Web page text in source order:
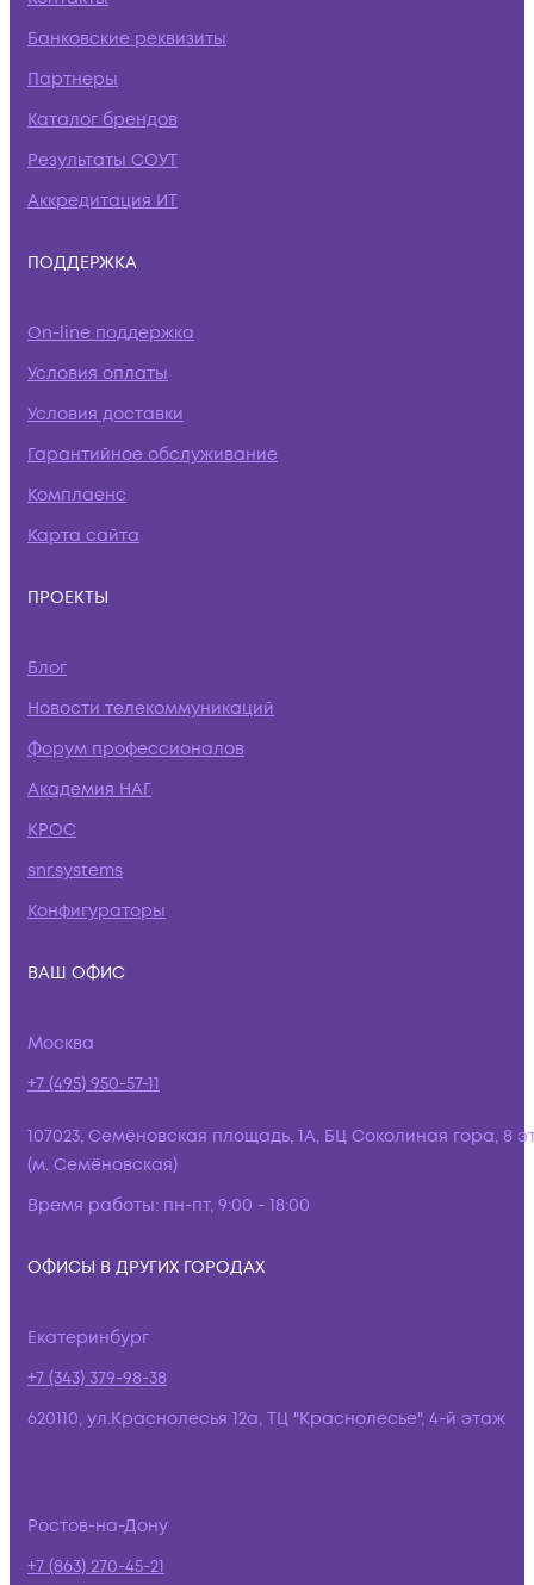
Банковские реквизиты
Партнеры
Каталог брендов
Результаты СОУТ
Аккредитация ИТ
ПОДДЕРЖКА
On-line поддержка
Условия оплаты
Условия доставки
Гарантийное обслуживание
Комплаенс
Карта сайта
ПРОЕКТЫ
Блог
Новости телекоммуникаций
Форум профессионалов
Академия НАГ
КРОС
snr.systems
Конфигураторы
ВАШ ОФИС
Москва
+7 (495) 950-57-11
107023, Семёновская площадь, 1А, БЦ Соколиная гора, 8
(м. Семёновская)
Время работы: пн-пт, 9:00 - 18:00
ОФИСЫ В ДРУГИХ ГОРОДАХ
Екатеринбург
+7 (343) 379-98-38
620110, ул.Краснолесья 12а, ТЦ "Краснолесье", 4-й этаж
Ростов-на-Дону
+7 (863) 270-45-21